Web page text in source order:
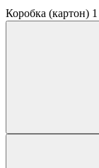
Коробка (картон)